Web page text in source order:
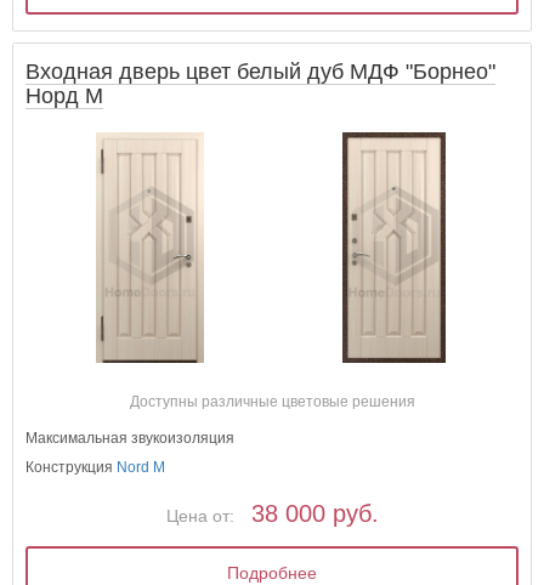
Входная дверь цвет белый дуб МДФ "Борнео"
Норд М
Доступны различные цветовые решения
Максимальная звукоизоляция
Конструкция Nord M
Цена от: 38 000 руб.
Подробнее